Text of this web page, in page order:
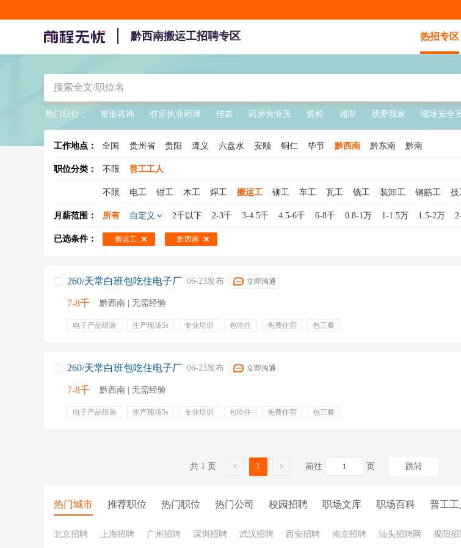
黔西南搬运工招聘专区 热招专区
热门职位： 整形咨询 驻店执业药师 佳农 药房营业员 巡检 湘湖 我爱我家 现场安全
工作地点： 全国 贵州省 贵阳 遵义 六盘水 安顺 铜仁 毕节 黔西南 黔东南 黔南
职位分类： 不限 普工工人
不限 电工 钳工 木工 焊工 搬运工 铆工 车工 瓦工 铣工 装卸工 钢筋工 技
水工
缝纫工 冲压工 注塑工 钣金工 送水工 学徒工 管道工 包装工 水暖工
月薪范围： 所有 自定义 2千以下 2-3千 3-4.5千 4.5-6千 6-8千 0.8-1万 1-1.5万 1.5-2万
已选条件： 搬运工 黔西南
260/天常白班包吃住电子厂 06-23发布 立即沟通
7-8千 黔西南 | 无需经验
电子产品组装 生产现场5s 专业培训 包吃住 免费住宿
包三餐
260/天常白班包吃住电子厂 06-23发布 立即沟通
7-8千 黔西南 | 无需经验
电子产品组装 生产现场5s 专业培训 包吃住 免费住宿
包三餐
共 1 页 1 前往 页 跳转
热门城市 推荐职位 热门职位 热门公司 校园招聘 职场文库 职场百科 普工
北京招聘 上海招聘 广州招聘 深圳招聘 武汉招聘 西安招聘 南京招聘 汕头招聘网 揭阳招